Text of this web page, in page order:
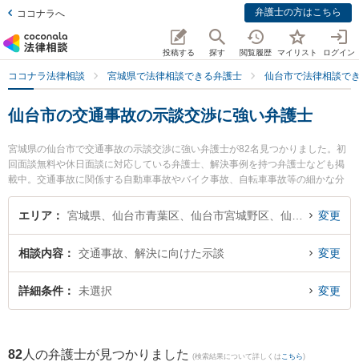
ココナラへ 弁護士の方はこちら
投稿する 探す 閲覧履歴 マイリスト ログイン
ココナラ法律相談 宮城県で法律相談できる弁護士 仙台市で法律相談で
仙台市の交通事故の示談交渉に強い弁護士
宮城県の仙台市で交通事故の示談交渉に強い弁護士が82名見つかりました。初
回面談無料や休日面談に対応している弁護士、解決事例を持つ弁護士なども掲
載中。交通事故に関係する自動車事故やバイク事故、自転車事故等の細かな分
野での絞り込み検索もでき便利です。特に仙台かがやき法律事務所の深澤 俊博
弁護士や東京スタートアップ法律事務所 仙台支店の工藤 大樹弁護士、品川直人
ブルを今すぐに弁護士に相談したい』『交通事故の示談交渉のトラブル解決の
実績豊富な近くの弁護士を検索したい』『初回相談無料で交通事故の示談交渉
を法律相談できる仙台市内の弁護士に相談予約したい』などでお困りの相談者
エリア 変更
相談内容 交通事故、解決に向けた示談 変更
詳細条件 未選択 変更
82 人の弁護士が見つかりました (検索結果について詳しくは こちら)